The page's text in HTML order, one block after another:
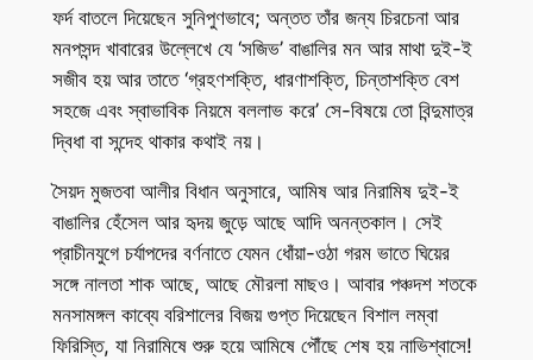
ফর্দ বাতলে দিয়েছেন সুনিপুণভাবে; অন্তত তাঁর জন্য চিরচেনা আর
মনপসন্দ খাবারের উল্লেখে যে ‘সজিভ’ বাঙালির মন আর মাথা দুই-ই
সজীব হয় আর তাতে ‘গ্রহণশক্তি, ধারণাশক্তি, চিন্তাশক্তি বেশ
সহজে এবং স্বাভাবিক নিয়মে বললাভ করে’ সে-বিষয়ে তো বিন্দুমাত্র
দ্বিধা বা সন্দেহ থাকার কথাই নয়।
সৈয়দ মুজতবা আলীর বিধান অনুসারে, আমিষ আর নিরামিষ দুই-ই
বাঙালির হেঁসেল আর হৃদয় জুড়ে আছে আদি অনন্তকাল। সেই
প্রাচীনযুগে চর্যাপদের বর্ণনাতে যেমন ধোঁয়া-ওঠা গরম ভাতে ঘিয়ের
সঙ্গে নালতা শাক আছে, আছে মৌরলা মাছও। আবার পঞ্চদশ শতকে
মনসামঙ্গল কাব্যে বরিশালের বিজয় গুপ্ত দিয়েছেন বিশাল লম্বা
ফিরিস্তি, যা নিরামিষে শুরু হয়ে আমিষে পৌঁছে শেষ হয় নাভিশ্বাসে!